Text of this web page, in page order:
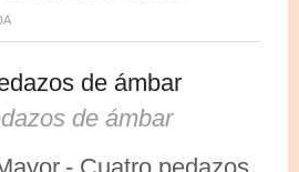
de ámbar